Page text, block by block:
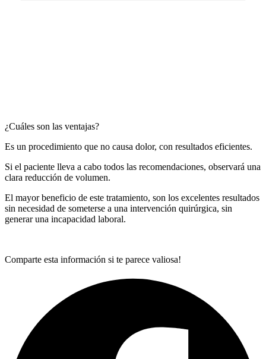
¿Cuáles son las ventajas?
Es un procedimiento que no causa dolor, con resultados eficientes.
Si el paciente lleva a cabo todos las recomendaciones, observará una
clara reducción de volumen.
El mayor beneficio de este tratamiento, son los excelentes resultados
sin necesidad de someterse a una intervención quirúrgica, sin
generar una incapacidad laboral.
Comparte esta información si te parece valiosa!